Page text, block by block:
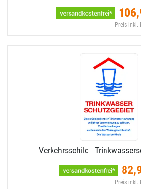
Preis inkl.
Verkehrsschild -
Preis inkl.